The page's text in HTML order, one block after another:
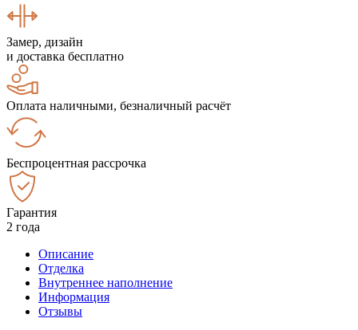
Замер, дизайн
и доставка бесплатно
Оплата наличными, безналичный расчёт
Беспроцентная рассрочка
Гарантия
2 года
Описание
Отделка
Внутреннее наполнение
Информация
Отзывы